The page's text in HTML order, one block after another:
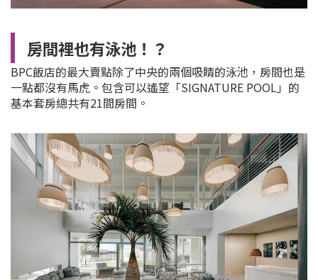
房間裡也有泳池！？
BPC飯店的最大賣點除了中央的兩個吸睛的泳池，房間也是
一點都沒有馬虎。包含可以遙望「SIGNATURE POOL」的
基本套房總共有21間房間。